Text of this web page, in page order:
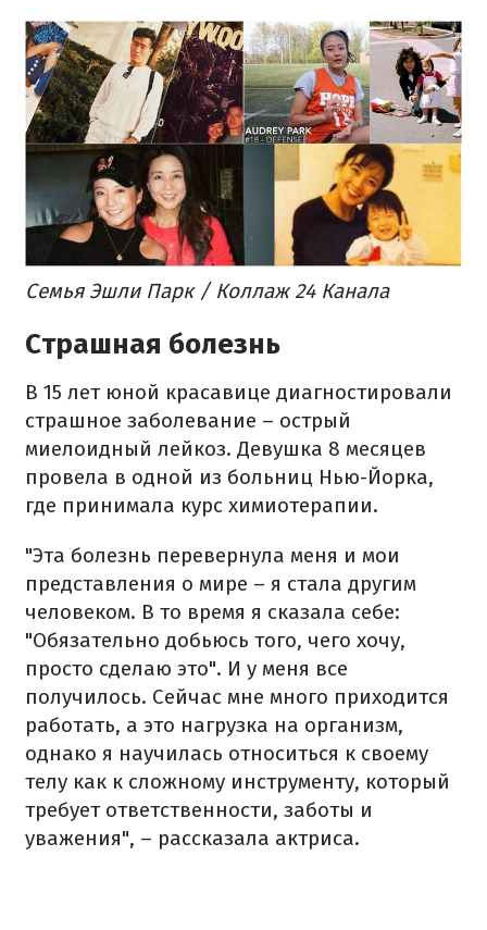
Семья Эшли Парк / Коллаж 24 Канала
Страшная болезнь
В 15 лет юной красавице диагностировали
страшное заболевание – острый
миелоидный лейкоз. Девушка 8 месяцев
провела в одной из больниц Нью-Йорка,
где принимала курс химиотерапии.
"Эта болезнь перевернула меня и мои
представления о мире – я стала другим
человеком. В то время я сказала себе:
"Обязательно добьюсь того, чего хочу,
просто сделаю это". И у меня все
получилось. Сейчас мне много приходится
работать, а это нагрузка на организм,
однако я научилась относиться к своему
телу как к сложному инструменту, который
требует ответственности, заботы и
уважения", – рассказала актриса.